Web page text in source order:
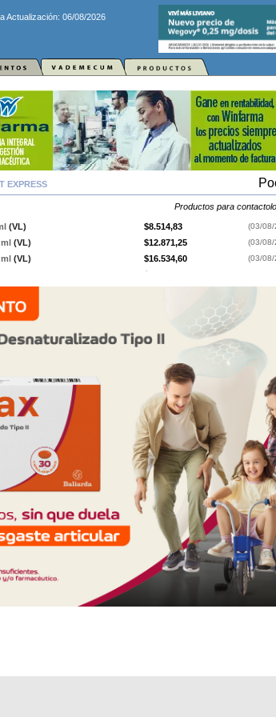
Actualización: 06/08/2026
EXPRESS
Productos para
(VL) $8.514,83 (03/08/
ml (VL) $12.871,25 (03/08/
ml (VL) $16.534,60 (03/08/
$19.603,90
contienepoloxamery se indica comoProductos para
y cuenta con 5 presentaciones
Explorar más
Otros productos conpoloxamer
Otros productos dePoen